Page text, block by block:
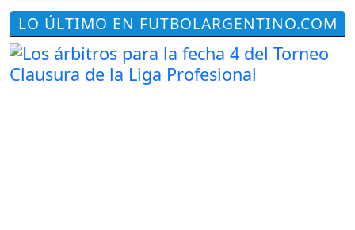
LO ÚLTIMO EN FUTBOLARGENTINO.COM